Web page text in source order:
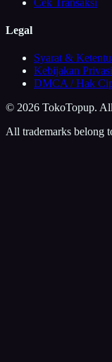
Legal
Syarat &
Kebijakan Privasi
DMCA / Hak
© 2026 TokoTopup.
All trademarks belong